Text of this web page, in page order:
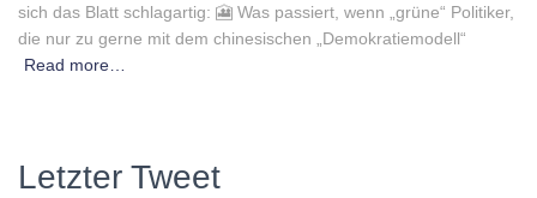
sich das Blatt schlagartig: 🎦 Was passiert, wenn „grüne“ Politiker,
die nur zu gerne mit dem chinesischen „Demokratiemodell“
Read more…
Letzter Tweet